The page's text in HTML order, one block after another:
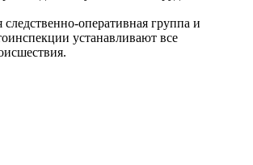
оперативная группа и
устанавливают все